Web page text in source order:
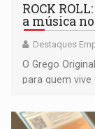
ROCK
a música
Destaques
O Grego
para quem
promoções